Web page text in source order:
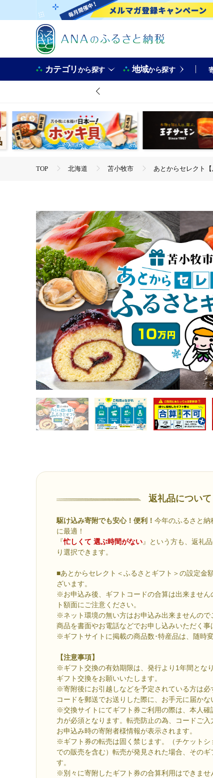
カテゴリから探す 地域から探す
TOP 北海道 苫小牧市 あとからセレクト
返礼品について
駆け込み寄附でも安心！便利！ 今年のふるさと納
に最適！
『忙しくて 選ぶ時間がない』という方も、返礼
り選択できます。
■あとからセレクト＜ふるさとギフト＞の設定金
ざいます。
※お申込み後、ギフトコードの合算は出来ません
ト額面にご注意ください。
※ネット環境の無い方はお申込み出来ませんの
商品を書面やお電話などでお申し込みいただく事
※ギフトサイトに掲載の商品数･特産品は、随時変
【注意事項】
※ギフト交換の有効期限は、発行より1年間とな
ギフト交換をお願いいたします。
※寄附後にお引越しなどを予定されている方は必
コードを郵送でお送りした際に、お手元に届かな
※交換サイトにてギフト券ご利用の際は、本人確
力が必須となります。転売防止の為、コードご
お申込み時の寄附者様情報が表示されます。
※ギフト券の転売は固く禁じます。（チケットシ
での販売を含む）転売が発見された場合、その
す。
※別々に寄附したギフト券の合算利用はできませ